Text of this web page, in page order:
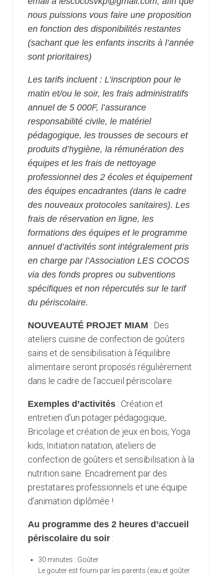
nous puissions vous faire une proposition
en fonction des disponibilités restantes
(sachant que les enfants inscrits à l’année
sont prioritaires)
Les tarifs incluent : L’inscription pour le
matin et/ou le soir, les frais administratifs
annuel de 5 000F, l’assurance
responsabilité civile, le matériel
pédagogique, les trousses de secours et
produits d’hygiène, la rémunération des
équipes et les frais de nettoyage
professionnel des 2 écoles et équipement
des équipes encadrantes (dans le cadre
des nouveaux protocoles sanitaires). Les
frais de réservation en ligne, les
formations des équipes et le programme
annuel d’activités sont intégralement pris
en charge par l’Association LES COCOS
via des fonds propres ou subventions
spécifiques et non répercutés sur le tarif
du périscolaire.
NOUVEAUTÉ PROJET MIAM : Des
ateliers cuisine de confection de goûters
sains et de sensibilisation à l’équilibre
alimentaire seront proposés régulièrement
dans le cadre de l’accueil périscolaire.
Exemples d’activités : Création et
entretien d’un potager pédagogique,
Bricolage et création de jeux en bois, Yoga
kids, Initiation natation, ateliers de
confection de goûters et sensibilisation à la
nutrition saine. Encadrement par des
prestataires professionnels et une équipe
d’animation diplômée !
Au programme des 2 heures d’accueil
périscolaire du soir :
30 minutes : Goûter
Le gouter est fourni par les parents (eau et goûter